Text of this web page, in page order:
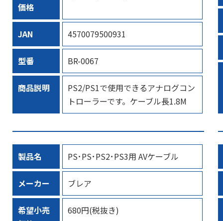
価格
JAN 4570079500931
型番 BR-0067
商品説明
PS2/PS1で使用できるアナログコン
トローラーです。ケーブル長1.8M
製品名 PS･PS･PS2･PS3用 AVケーブル
メーカー ブレア
希望小売
680円(税抜き)